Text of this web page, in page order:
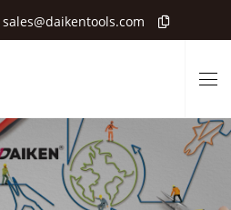
sales@daikentools.com